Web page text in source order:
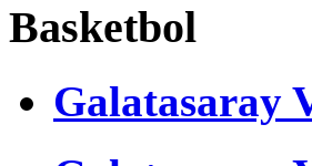
Basketbol
Galatasaray